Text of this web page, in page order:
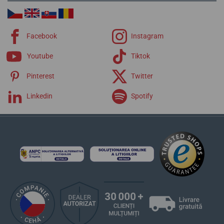
T-Lady
T-Pocket
T-Gold
Curele Tissot
Facebook Instagram
Youtube Tiktok
Pinterest Twitter
Linkedin Spotify